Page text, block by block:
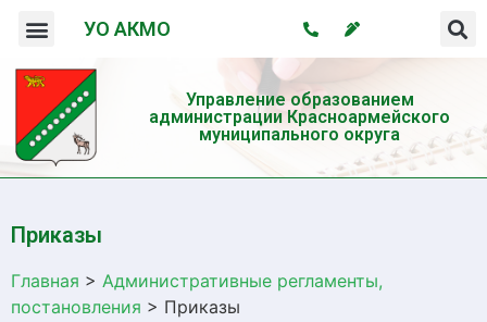
УО АКМО
Управление образованием
администрации Красноармейского
муниципального округа
Приказы
Главная > Административные регламенты,
постановления > Приказы